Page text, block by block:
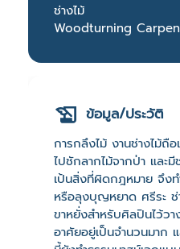
ช่างไม้
Woodturning
ข้อมูล/ประวัติ
การกลึงไม้ งานช่างไม้ถื
ไปชักลากไม้จากป่า และ
เป้นสิ่งที่ผิดกฎหมาย จึง
หรือลุงบุญหยาด ศรีระ ช่
ขาหยั่งสำหรับศิลปินไว้ว
อาศัยอยู่เป็นจำนวนมาก